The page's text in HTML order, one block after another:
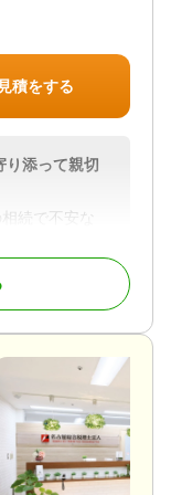
積をする
り添って親切
続で不安な
親身なサポ
け、受けつ
みやご事情
問などの対
申告書の作
験豊富な代
前対策、相